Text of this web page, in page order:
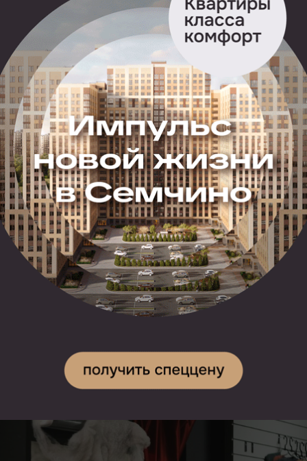
По мнению Игоря Стишкова, беседа публики с отцом
Сергием получилась полноценной и интересной.
Неформалы задавали игумену самые разные вопросы:
стоит ли крестить ребёнка в младенчестве или же
предоставить право выбора самому определиться в
сознательном возрасте, нужна ли вообще церковь.
Как отметил организатор встречи, вопросы к отцу
Сергию не иссякали на протяжении трёх часов. В
перерывах между вопросами на встрече выступали
ансамбль «Дубрава», группа «Отдел кадров»,
монашка Галина Александрова со своими авторскими
балладами.
Игорь Стишков рассказал и о подарке, который
сделал ему Отец Сергий: пообещал посодействовать
в организации автограф-сессии Бориса
Гребенщикова в «Жести», во время гастролей
артиста в Рязани(концерт БГсостоитсяв Концертном
зале им. Сергея Есенина 5 февраля 2013 года –
RZN.info).
Игумен Сергий – игумен Русской православной
Сошествия Святаго Духа на апостолов на
Лазаревском кладбище города Москвы.